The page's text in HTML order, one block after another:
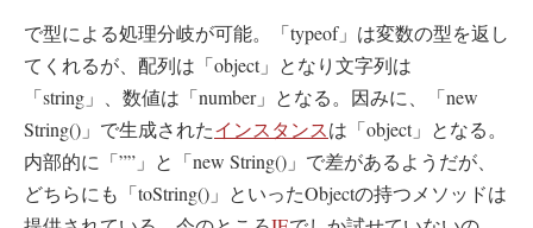
で型による処理分岐が可能。「typeof」は変数の型を返し
てくれるが、配列は「object」となり文字列は
「string」、数値は「number」となる。因みに、「new
String()」で生成されたインスタンスは「object」となる。
内部的に「””」と「new String()」で差があるようだが、
どちらにも「toString()」といったObjectの持つメソッドは